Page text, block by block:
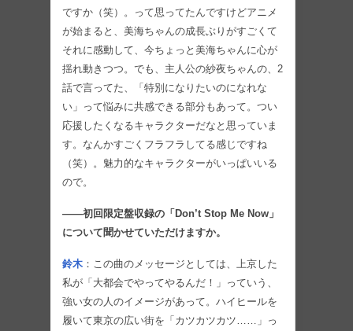
ですか（笑）。って思ってたんですけどアニメ
が始まると、美海ちゃんの成長ぶりがすごくて
それに感動して、今ちょっと美海ちゃんに心が
揺れ動きつつ。でも、主人公の紗夜ちゃんの、2
話で言ってた、「特別になりたいのになれな
い」って悩みに共感できる部分もあって。つい
応援したくなるキャラクターだなと思っていま
す。なんかすごくフラフラしてる感じですね
（笑）。魅力的なキャラクターがいっぱいいる
ので。
――初回限定盤収録の「Don’t Stop Me Now」
について聞かせていただけますか。
鈴木 ：この曲のメッセージとしては、上京した
私が「大都会でやってやるんだ！」っていう、
強い女の人のイメージがあって。ハイヒールを
履いて東京の広い街を「カツカツカツ……」っ